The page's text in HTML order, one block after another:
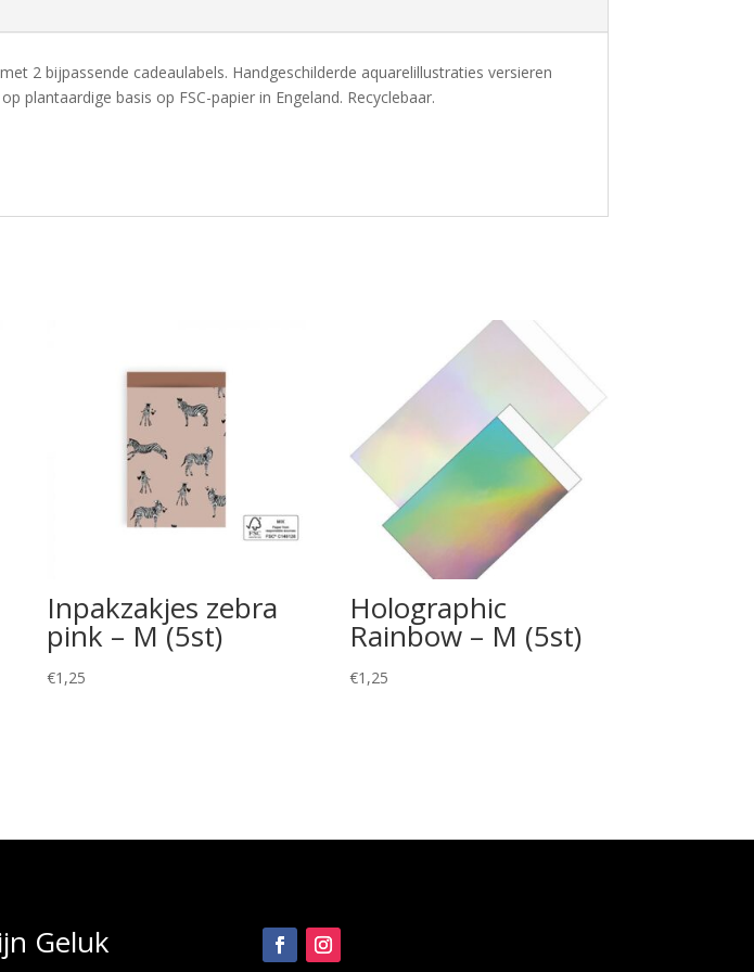
2 bijpassende cadeaulabels. Handgeschilderde aquarelillustraties versieren
plantaardige basis op FSC-papier in Engeland. Recyclebaar.
Inpakzakjes zebra
pink – M (5st)
€1,25
Holographic
Rainbow – M (5st)
€1,25
Geluk